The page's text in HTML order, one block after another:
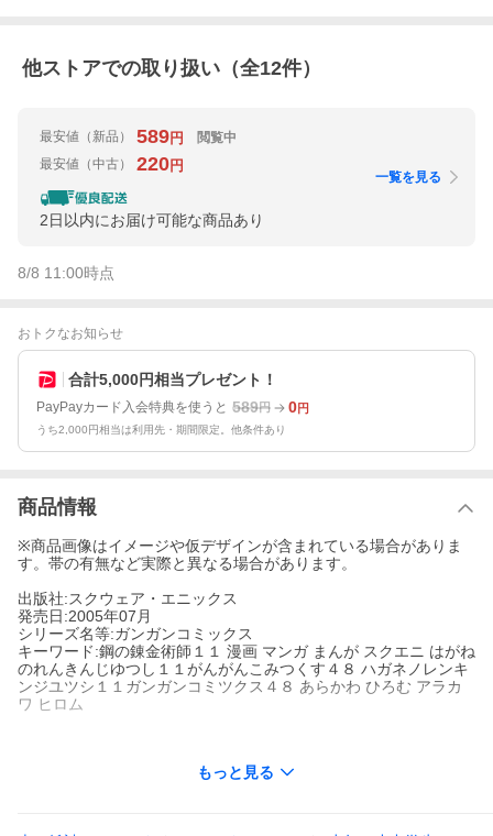
他ストアでの取り扱い（全12件）
最安値 （新品） 589円
閲覧中
最安値 （中古） 220円
2日以内にお届け可能な商品あり
一覧を見る
8/8 11:00時点
おトクなお知らせ
合計5,000円相当プレゼント！
PayPayカード入会特典を使うと 589円 0円
うち2,000円相当は利用先・期間限定。他条件あり
商品情報
※商品画像はイメージや仮デザインが含まれている場合がありま
す。帯の有無など実際と異なる場合があります。
出版社:スクウェア・エニックス
発売日:2005年07月
シリーズ名等:ガンガンコミックス
キーワード:鋼の錬金術師１１ 漫画 マンガ まんが スクエニ はがね
のれんきんじゆつし１１がんがんこみつくす４８ ハガネノレンキ
ンジユツシ１１ガンガンコミツクス４８ あらかわ ひろむ アラカ
ワ ヒロム
スクウェア・エニックス
もっと見る